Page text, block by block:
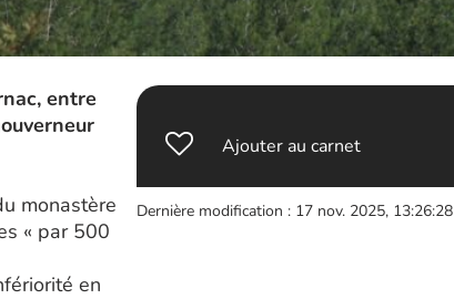
entre
monastère
« par 500
en
Ajouter au carnet
Dernière modification : 17 nov. 2025, 13:26:28